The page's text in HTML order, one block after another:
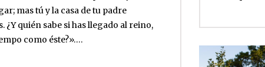
mas tú y la casa de tu padre
¿Y quién sabe si has llegado al reino,
como éste?»….